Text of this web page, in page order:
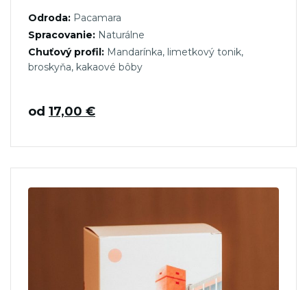
Odroda: Pacamara
Spracovanie: Naturálne
Chuťový profil: Mandarínka, limetkový tonik,
broskyňa, kakaové bôby
od 17,00 €